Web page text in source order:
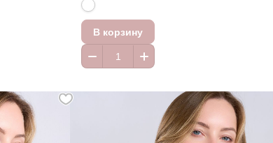
В корзину